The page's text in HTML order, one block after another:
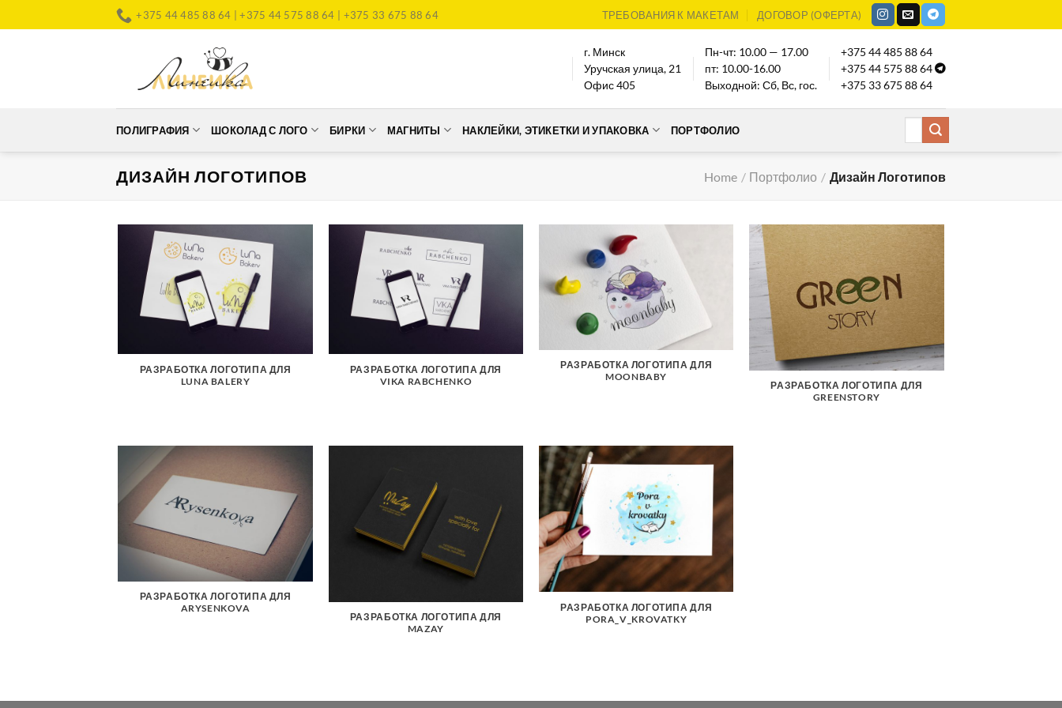
to
+375 44 485 88 64 | +375 44 575 88 64 | +375 33 675 88 64 ТРЕБОВАНИЯ К МАКЕТАМ ДОГОВОР (ОФЕРТА)
г. Минск
Уручская улица, 21
Офис 405
Пн-чт: 10.00 — 17.00
пт: 10.00-16.00
Выходной: Сб, Вс, гос.
+375 44 485 88 64
+375 44 575 88 64
+375 33 675 88 64
ПОЛИГРАФИЯ ШОКОЛАД С ЛОГО БИРКИ МАГНИТЫ НАКЛЕЙКИ, ЭТИКЕТКИ И УПАКОВКА ПОРТФОЛИО
ДИЗАЙН ЛОГОТИПОВ Home / Портфолио / Дизайн Логотипов
РАЗРАБОТКА ЛОГОТИПА ДЛЯ
LUNA BALERY
РАЗРАБОТКА ЛОГОТИПА ДЛЯ
VIKA RABCHENKO
РАЗРАБОТКА ЛОГОТИПА ДЛЯ
MOONBABY
РАЗРАБОТКА ЛОГОТИПА ДЛЯ
GREENSTORY
РАЗРАБОТКА ЛОГОТИПА ДЛЯ
ARYSENKOVA
РАЗРАБОТКА ЛОГОТИПА ДЛЯ
MAZAY
РАЗРАБОТКА ЛОГОТИПА ДЛЯ
PORA_V_KROVATKY